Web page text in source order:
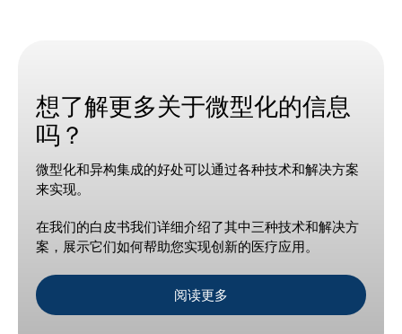
想了解更多关于微型化的信息
吗？
微型化和异构集成的好处可以通过各种技术和解决方案
来实现。
在我们的白皮书我们详细介绍了其中三种技术和解决方
案，展示它们如何帮助您实现创新的医疗应用。
阅读更多